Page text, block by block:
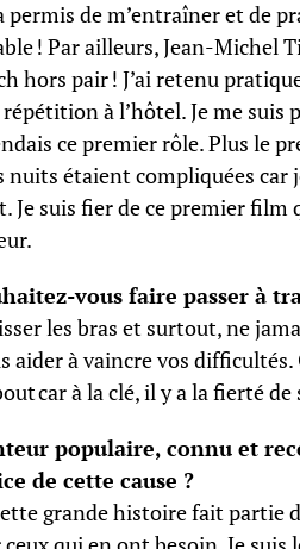
permis de m’entraîner et de
! Par ailleurs, Jean-Michel
hors pair ! J’ai retenu
à l’hôtel. Je me suis
ce premier rôle. Plus le
nuits étaient compliquées
suis fier de ce premier film
vous faire passer à
les bras et surtout, ne
aider à vaincre vos
car à la clé, il y a la fierté
populaire, connu et
de cette cause ?
grande histoire fait partie